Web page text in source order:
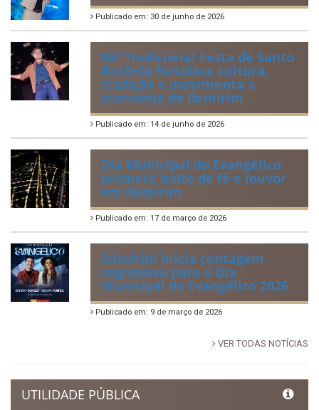
Publicado em: 30 de junho de 2026
88ª Tradicional Festa de Santo
Antônio fortalece cultura,
tradição e movimenta a
economia de Ibimirim
Publicado em: 14 de junho de 2026
Dia Municipal do Evangélico
promete noite de fé e louvor
em Ibimirim
Publicado em: 17 de março de 2026
Ibimirim inicia contagem
regressiva para o Dia
Municipal do Evangélico 2026
Publicado em: 9 de março de 2026
VER TODAS NOTÍCIAS
UTILIDADE PÚBLICA